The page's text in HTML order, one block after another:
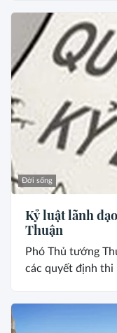
Đời sống
Kỷ luật lãnh
Thuận
Phó Thủ tướng
các quyết định thi